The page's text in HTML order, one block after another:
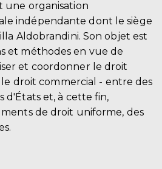
une organisation
indépendante dont le siège
Aldobrandini. Son objet est
et méthodes en vue de
et coordonner le droit
droit commercial - entre des
d'États et, à cette fin,
de droit uniforme, des